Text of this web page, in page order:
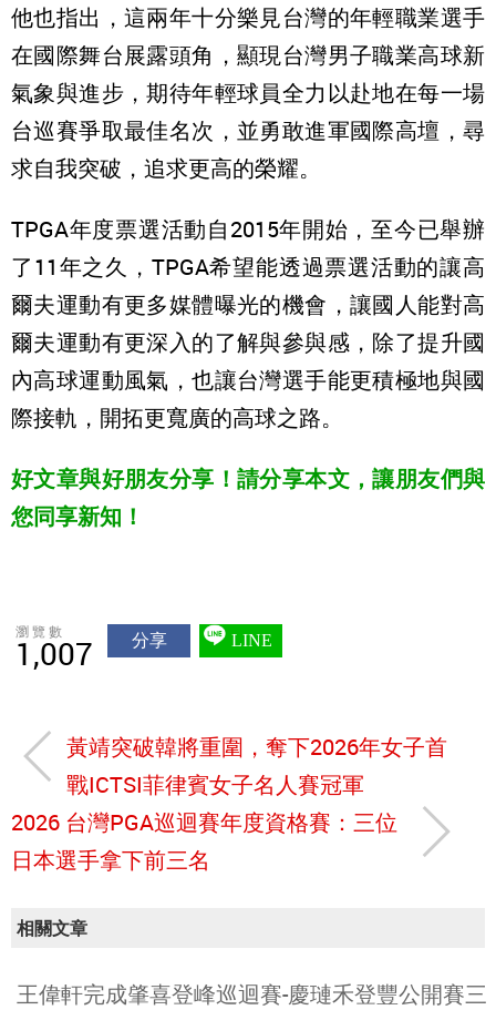
他也指出，這兩年十分樂見台灣的年輕職業選手
在國際舞台展露頭角，顯現台灣男子職業高球新
氣象與進步，期待年輕球員全力以赴地在每一場
台巡賽爭取最佳名次，並勇敢進軍國際高壇，尋
求自我突破，追求更高的榮耀。
TPGA年度票選活動自2015年開始，至今已舉辦
了11年之久，TPGA希望能透過票選活動的讓高
爾夫運動有更多媒體曝光的機會，讓國人能對高
爾夫運動有更深入的了解與參與感，除了提升國
內高球運動風氣，也讓台灣選手能更積極地與國
際接軌，開拓更寬廣的高球之路。
好文章與好朋友分享！請分享本文，讓朋友們與
您同享新知！
瀏覽數
1,007 分享 LINE
黃靖突破韓將重圍，奪下2026年女子首
戰ICTSI菲律賓女子名人賽冠軍
2026 台灣PGA巡迴賽年度資格賽：三位
日本選手拿下前三名
相關文章
王偉軒完成肇喜登峰巡迴賽-慶璉禾登豐公開賽三